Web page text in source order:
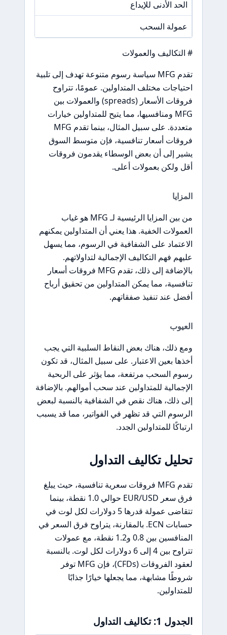
الحد الأدنى للإيداع
عمولة السحب
# التكاليف والعمولات
تقدم MFG سياسة رسوم متنوعة تهدف إلى تلبية
احتياجات مختلف المتداولين. عمومًا، تتراوح
فروقات الأسعار (spreads) والعمولات بين
MFG ومنافسيها، مما يتيح للمتداولين خيارات
متعددة. على سبيل المثال، بينما تقدم MFG
فروقات أسعار تنافسية، فإن متوسط السوق
يشير إلى أن بعض الوسطاء يقدمون فروقات
أقل ولكن بعمولات أعلى.
المزايا
من بين المزايا الرئيسية لـ MFG هو غياب
العمولات الخفية. هذا يعني أن المتداولين يمكنهم
الاعتماد على الشفافية في الرسوم، مما يسهل
عليهم فهم التكاليف الإجمالية لتداولاتهم.
بالإضافة إلى ذلك، تقدم MFG فروقات أسعار
تنافسية، مما يمكن المتداولين من تحقيق أرباح
أفضل عند تنفيذ صفقاتهم.
العيوب
ومع ذلك، هناك بعض النقاط السلبية التي يجب
أخذها بعين الاعتبار. على سبيل المثال، قد تكون
رسوم السحب مرتفعة، مما يؤثر على الربحية
الإجمالية للمتداولين عند سحب أموالهم. بالإضافة
إلى ذلك، هناك نقص في الشفافية بالنسبة لبعض
الرسوم التي قد تظهر في الفواتير، مما قد يسبب
ارتباكًا للمتداولين الجدد.
تحليل تكاليف التداول
تقدم MFG فروقات سعرية تنافسية، حيث يبلغ
فرق سعر EUR/USD حوالي 1.0 نقطة، بينما
تتقاضى عمولة قدرها 5 دولارات لكل لوت في
حسابات ECN. بالمقارنة، يتراوح فرق السعر في
المنافسين بين 0.8 و1.2 نقطة، مع عمولات
تتراوح بين 4 إلى 6 دولارات لكل لوت. بالنسبة
لعقود الفروقات (CFDs)، فإن MFG توفر
شروطًا مشابهة، مما يجعلها خيارًا جذابًا
للمتداولين.
الجدول 1: تكاليف التداول